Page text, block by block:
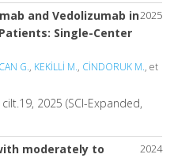
2025
and Vedolizumab in
Single-Center
G., KEKİLLİ M., CİNDORUK M., et
cilt.19, 2025 (SCI-Expanded,
2024
moderately to